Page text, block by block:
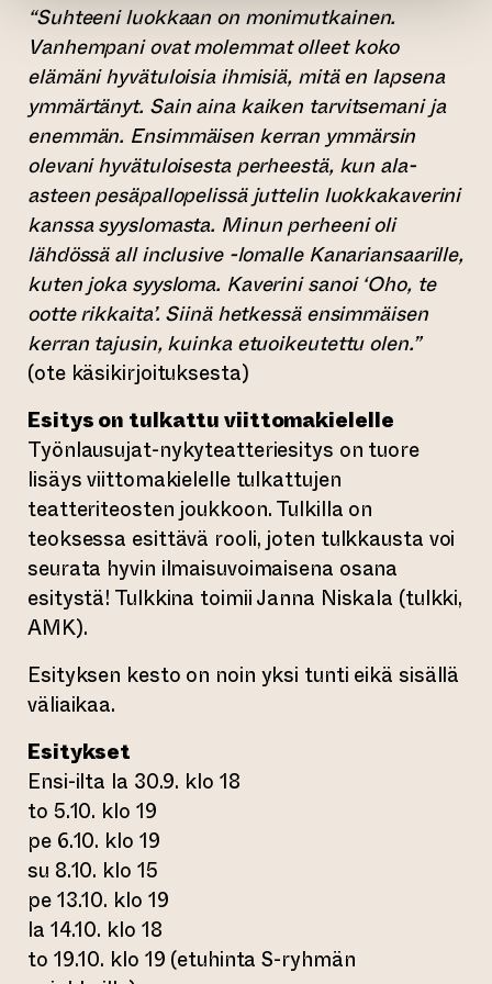
“Suhteeni luokkaan on monimutkainen.
Vanhempani ovat molemmat olleet koko
elämäni hyvätuloisia ihmisiä, mitä en lapsena
ymmärtänyt. Sain aina kaiken tarvitsemani ja
enemmän. Ensimmäisen kerran ymmärsin
olevani hyvätuloisesta perheestä, kun ala-
asteen pesäpallopelissä juttelin luokkakaverini
kanssa syyslomasta. Minun perheeni oli
lähdössä all inclusive -lomalle Kanariansaarille,
kuten joka syysloma. Kaverini sanoi ‘Oho, te
ootte rikkaita’. Siinä hetkessä ensimmäisen
kerran tajusin, kuinka etuoikeutettu olen.”
(ote käsikirjoituksesta)
Esitys on tulkattu viittomakielelle
Työnlausujat-nykyteatteriesitys on tuore
lisäys viittomakielelle tulkattujen
teatteriteosten joukkoon. Tulkilla on
teoksessa esittävä rooli, joten tulkkausta voi
seurata hyvin ilmaisuvoimaisena osana
esitystä! Tulkkina toimii Janna Niskala (tulkki,
AMK).
Esityksen kesto on noin yksi tunti eikä sisällä
väliaikaa.
Esitykset
Ensi-ilta la 30.9. klo 18
to 5.10. klo 19
pe 6.10. klo 19
su 8.10. klo 15
pe 13.10. klo 19
la 14.10. klo 18
to 19.10. klo 19 (etuhinta S-ryhmän